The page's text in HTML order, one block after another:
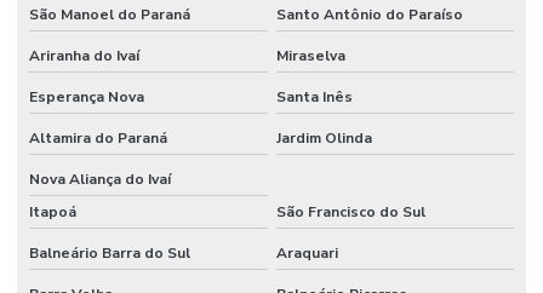
São Manoel do Paraná Santo Antônio do Paraíso
Ariranha do Ivaí Miraselva
Esperança Nova Santa Inês
Altamira do Paraná Jardim Olinda
Nova Aliança do Ivaí
Itapoá
São Francisco do Sul
Balneário Barra do Sul Araquari